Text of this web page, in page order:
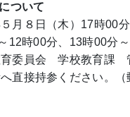
ついて
月８日（木）17時00分
12時00分、13時00分
委員会 学校教育課
直接持参ください。（